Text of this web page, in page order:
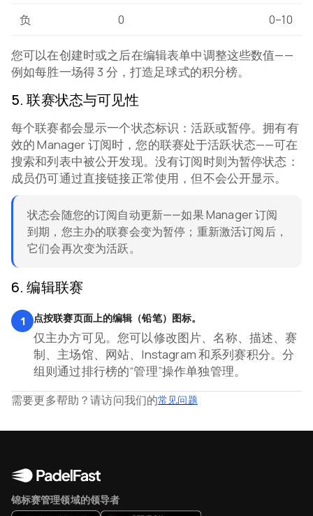
负 0 0–10
您可以在创建时或之后在编辑表单中调整这些数值——
例如每胜一场得 3 分，打造足球式的积分榜。
5.联赛状态与可见性
每个联赛都会显示一个状态标识：活跃或暂停。拥有有
效的 Manager 订阅时，您的联赛处于活跃状态——可在
搜索和列表中被公开发现。没有订阅时则为暂停状态：
成员仍可通过直接链接正常使用，但不会公开显示。
状态会随您的订阅自动更新——如果 Manager 订阅
到期，您主办的联赛会变为暂停；重新激活订阅后，
它们会再次变为活跃。
6.编辑联赛
1 点按联赛页面上的编辑（铅笔）图标。
仅主办方可见。您可以修改图片、名称、描述、赛
制、主场馆、网站、Instagram 和系列赛积分。分
组则通过排行榜的“管理”操作单独管理。
需要更多帮助？请访问我们的常见问题
锦标赛管理领域的领导者